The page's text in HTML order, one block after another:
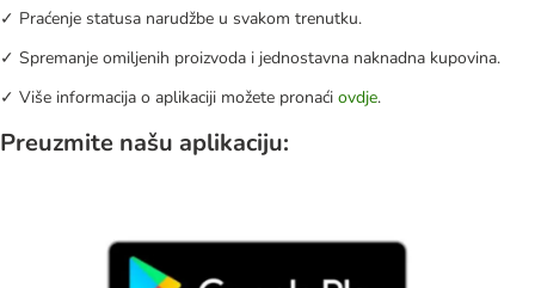
✓ Praćenje statusa narudžbe u svakom trenutku.
✓ Spremanje omiljenih proizvoda i jednostavna naknadna kupovina.
✓ Više informacija o aplikaciji možete pronaći ovdje.
Preuzmite našu aplikaciju: